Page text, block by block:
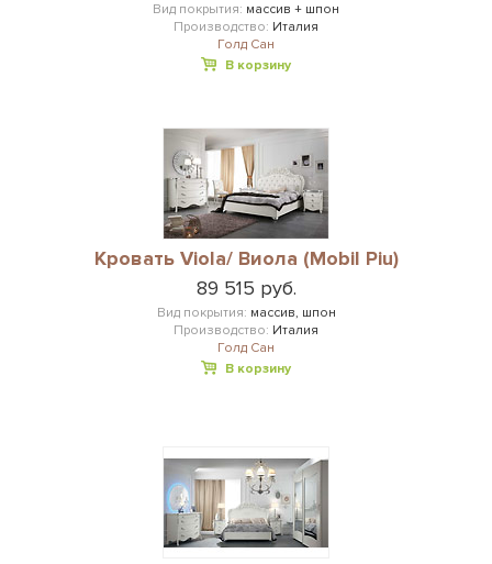
Вид покрытия: массив + шпон
Производство: Италия
Голд Сан
В корзину
Кровать Viola/ Виола (Mobil Piu)
89 515 руб.
Вид покрытия: массив, шпон
Производство: Италия
Голд Сан
В корзину